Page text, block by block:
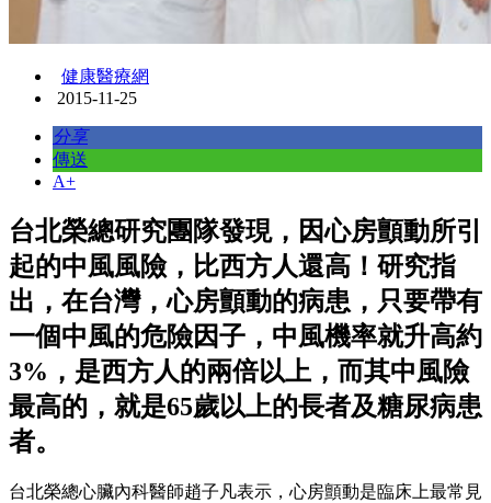
健康醫療網
2015-11-25
分享
傳送
A+
台北榮總研究團隊發現，因心房顫動所引
起的中風風險，比西方人還高！研究指
出，在台灣，心房顫動的病患，只要帶有
一個中風的危險因子，中風機率就升高約
3%，是西方人的兩倍以上，而其中風險
最高的，就是65歲以上的長者及糖尿病患
者。
台北榮總心臟內科醫師趙子凡表示，心房顫動是臨床上最常見